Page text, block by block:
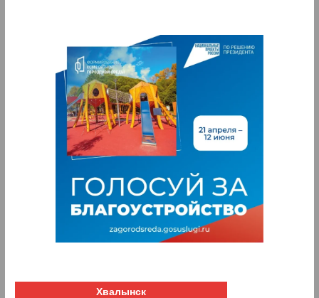
Хвалынск